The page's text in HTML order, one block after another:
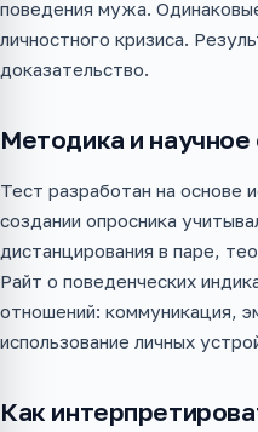
поведения мужа.
личностного кризиса.
доказательство.
Методика и научное
Тест разработан на основе
создании опросника
дистанцирования в паре,
Райт о поведенческих
отношений: коммуникация,
использование личных
Как